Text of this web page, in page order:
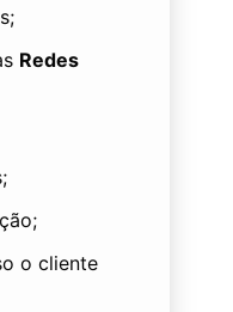
Redes
o cliente